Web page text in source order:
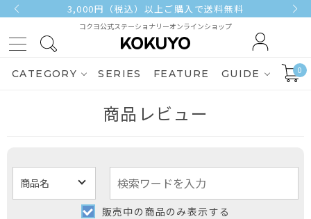
3,000円（税込）以上ご購入で送料無料
コクヨ公式ステーショナリーオンラインショップ
CATEGORY SERIES FEATURE GUIDE 0
商品レビュー
販売中の商品のみ表示する